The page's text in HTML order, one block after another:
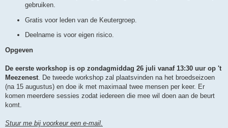
gebruiken.
Gratis voor leden van de Keutergroep.
Deelname is voor eigen risico.
Opgeven
De eerste workshop is op zondagmiddag 26 juli vanaf 13:30 uur op 't
Meezenest . De tweede workshop zal plaatsvinden na het broedseizoen
(na 15 augustus) en doe ik met maximaal twee mensen per keer. Er
komen meerdere sessies zodat iedereen die mee wil doen aan de beurt
komt.
Stuur me bij voorkeur een e-mail.